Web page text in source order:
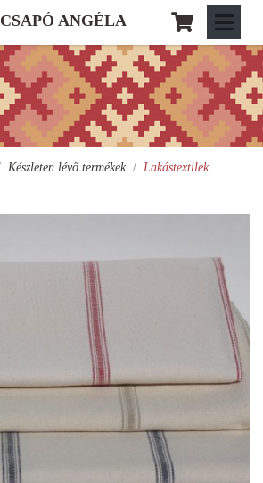
CSAPÓ ANGÉLA
Készleten lévő termékek Lakástextilek